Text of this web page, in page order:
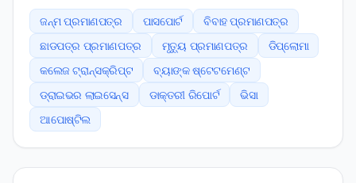
ଜନ୍ମ ପ୍ରମାଣପତ୍ର ପାସପୋର୍ଟ
ବିବାହ ପ୍ରମାଣପତ୍ର
ଛାଡପତ୍ର ପ୍ରମାଣପତ୍ର
ମୃତ୍ୟୁ ପ୍ରମାଣପତ୍ର
ଡିପ୍ଲୋମା
କଲେଜ ଟ୍ରାନ୍ସକ୍ରିପ୍ଟ
ବ୍ୟାଙ୍କ ଷ୍ଟେଟମେଣ୍ଟ
ଡ୍ରାଇଭର ଲାଇସେନ୍ସ
ଡାକ୍ତରୀ ରିପୋର୍ଟ
ଭିସା
ଆପୋଷ୍ଟିଲ